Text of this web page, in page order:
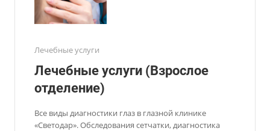
Лечебные услуги
Лечебные услуги (Взрослое
отделение)
Все виды диагностики глаз в глазной клинике
«Светодар». Обследования сетчатки, диагностика